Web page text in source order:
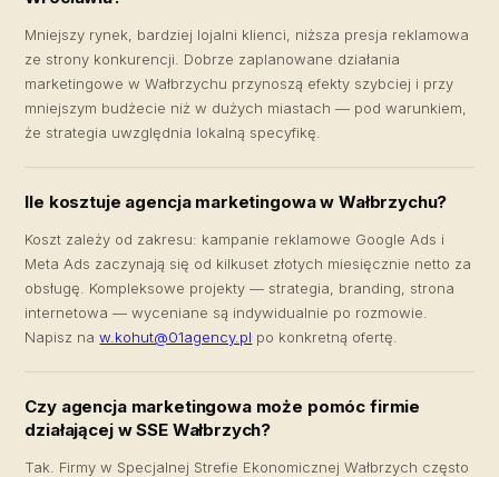
Mniejszy rynek, bardziej lojalni klienci, niższa presja reklamowa
ze strony konkurencji. Dobrze zaplanowane działania
marketingowe w Wałbrzychu przynoszą efekty szybciej i przy
mniejszym budżecie niż w dużych miastach — pod warunkiem,
że strategia uwzględnia lokalną specyfikę.
Ile kosztuje agencja marketingowa w Wałbrzychu?
Koszt zależy od zakresu: kampanie reklamowe Google Ads i
Meta Ads zaczynają się od kilkuset złotych miesięcznie netto za
obsługę. Kompleksowe projekty — strategia, branding, strona
internetowa — wyceniane są indywidualnie po rozmowie.
Napisz naw.kohut@01agency.pl po konkretną ofertę.
Czy agencja marketingowa może pomóc firmie
działającej w SSE Wałbrzych?
Tak. Firmy w Specjalnej Strefie Ekonomicznej Wałbrzych często